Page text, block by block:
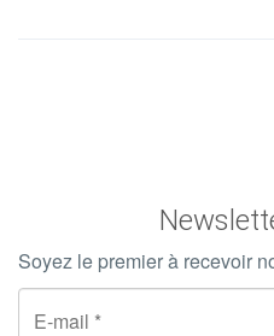
Soyez le premier à recevoir